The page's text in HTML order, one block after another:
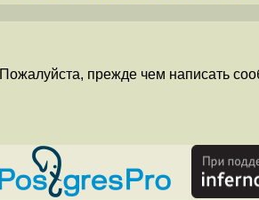
Пожалуйста, прежде чем написать